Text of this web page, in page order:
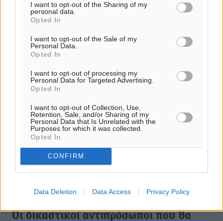
I want to opt-out of the Sharing of my
personal data.
Opted In
I want to opt-out of the Sale of my
Personal Data.
Opted In
I want to opt-out of processing my
Personal Data for Targeted Advertising.
Opted In
I want to opt-out of Collection, Use,
Retention, Sale, and/or Sharing of my
Personal Data that Is Unrelated with the
Purposes for which it was collected.
Opted In
CONFIRM
Data Deletion Data Access Privacy Policy
14.06.23, 15:56
Οι δικαστικοί αντιπρόσωποι που θα